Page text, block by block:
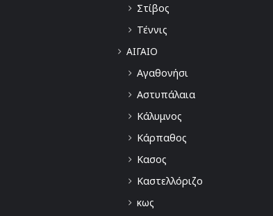
Στίβος
Τέννις
ΑΙΓΑΙΟ
Αγαθονήσι
Αστυπάλαια
Κάλυμνος
Κάρπαθος
Κασος
Καστελλόριζο
κως